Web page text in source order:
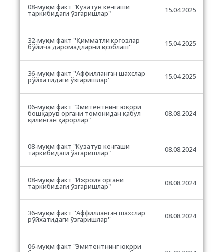
08-муҳим факт "Кузатув кенгаши
таркибидаги ўзгаришлар" 15.04.2025
32-муҳим факт ''Қимматли қоғозлар
бўйича даромадларни ҳисоблаш'' 15.04.2025
36-муҳим факт ''Аффилланган шахслар
рўйхатидаги ўзгаришлар'' 15.04.2025
06-муҳим факт "Эмитентнинг юқори
бошқарув органи томонидан қабул
қилинган қарорлар"
08.08.2024
08-муҳим факт "Кузатув кенгаши
таркибидаги ўзгаришлар" 08.08.2024
08-муҳим факт "Ижроия органи
таркибидаги ўзгаришлар" 08.08.2024
36-муҳим факт ''Аффилланган шахслар
рўйхатидаги ўзгаришлар'' 08.08.2024
06-муҳим факт "Эмитентнинг юқори